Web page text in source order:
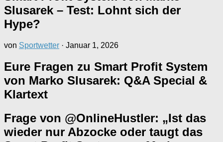
Slusarek – Test: Lohnt sich der
Hype?
von Sportwetter · Januar 1, 2026
Eure Fragen zu Smart Profit System
von Marko Slusarek: Q&A Special &
Klartext
Frage von @OnlineHustler: „Ist das
wieder nur Abzocke oder taugt das